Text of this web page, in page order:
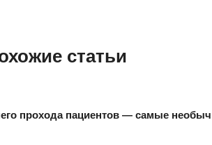
статьи
прохода пациентов — самые